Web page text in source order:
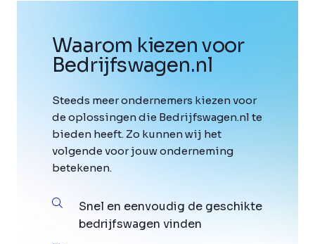
Waarom kiezen voor
Bedrijfswagen.nl
Steeds meer ondernemers kiezen voor
de oplossingen die Bedrijfswagen.nl te
bieden heeft. Zo kunnen wij het
volgende voor jouw onderneming
betekenen.
Snel en eenvoudig de geschikte
bedrijfswagen vinden